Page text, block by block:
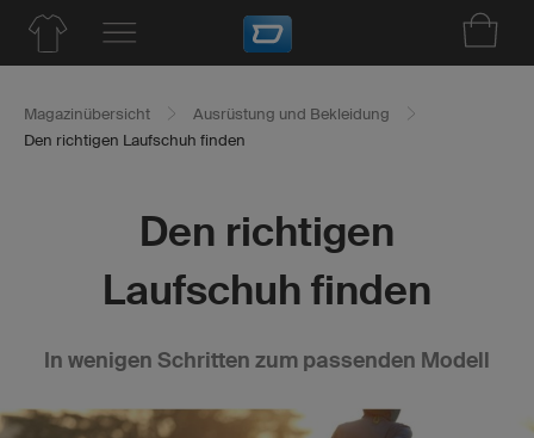
Magazinübersicht
Ausrüstung und Bekleidung
Den richtigen Laufschuh finden
Den richtigen
Laufschuh finden
In wenigen Schritten zum passenden Modell